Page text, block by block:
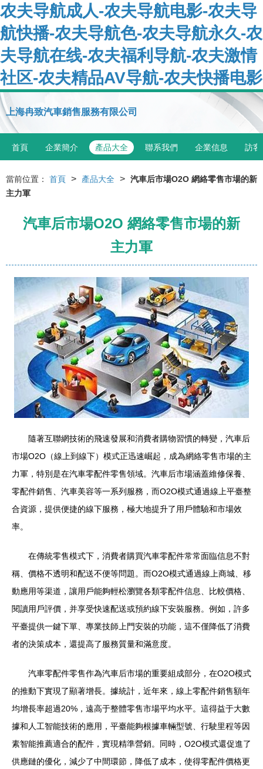
农夫导航成人-农夫导航电影-农夫导
航快播-农夫导航色-农夫导航永久-农
夫导航在线-农夫福利导航-农夫激情
社区-农夫精品AV导航-农夫快播电影
上海冉致汽車銷售服務有限公司
首頁 企業簡介 產品大全 聯系我們 企業信息 訪客
當前位置： 首頁 > 產品大全 > 汽車后市場O2O 網絡零售市場的新
主力軍
汽車后市場O2O 網絡零售市場的新
主力軍
隨著互聯網技術的飛速發展和消費者購物習慣的轉變，汽車后
市場O2O（線上到線下）模式正迅速崛起，成為網絡零售市場的主
力軍，特別是在汽車零配件零售領域。汽車后市場涵蓋維修保養、
零配件銷售、汽車美容等一系列服務，而O2O模式通過線上平臺整
合資源，提供便捷的線下服務，極大地提升了用戶體驗和市場效
率。
在傳統零售模式下，消費者購買汽車零配件常常面臨信息不對
稱、價格不透明和配送不便等問題。而O2O模式通過線上商城、移
動應用等渠道，讓用戶能夠輕松瀏覽各類零配件信息、比較價格、
閱讀用戶評價，并享受快速配送或預約線下安裝服務。例如，許多
平臺提供一鍵下單、專業技師上門安裝的功能，這不僅降低了消費
者的決策成本，還提高了服務質量和滿意度。
汽車零配件零售作為汽車后市場的重要組成部分，在O2O模式
的推動下實現了顯著增長。據統計，近年來，線上零配件銷售額年
均增長率超過20%，遠高于整體零售市場平均水平。這得益于大數
據和人工智能技術的應用，平臺能夠根據車輛型號、行駛里程等因
素智能推薦適合的配件，實現精準營銷。同時，O2O模式還促進了
供應鏈的優化，減少了中間環節，降低了成本，使得零配件價格更